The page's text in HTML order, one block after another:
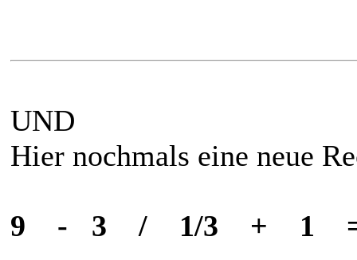
UND
Hier nochmals eine neue
9 - 3 / 1/3 + 1